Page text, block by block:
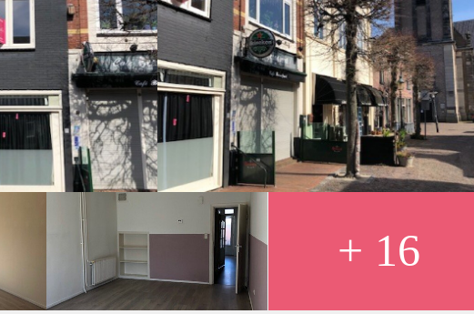
e
www.verhuurpro.nl en stuur een mail naar almelo@verhuurpro.nl.
op Facebook is slechts ter informatie en dus geheel vrijblijvend. Aan eventuele
worden ontleend.
+ 16